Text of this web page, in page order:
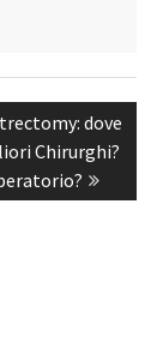
dove
Chirurghi?